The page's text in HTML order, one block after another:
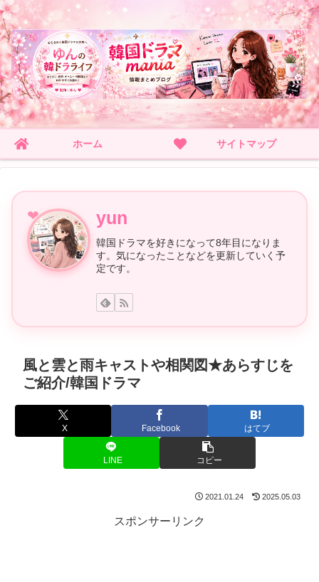
ホーム サイトマップ
yun
韓国ドラマを好きになって8年目になりま
す。気になったことなどを更新していく予
定です。
風と雲と雨キャストや相関図★あらすじを
ご紹介/韓国ドラマ
X Facebook はてブ
LINE コピー
2021.01.24 2025.05.03
スポンサーリンク